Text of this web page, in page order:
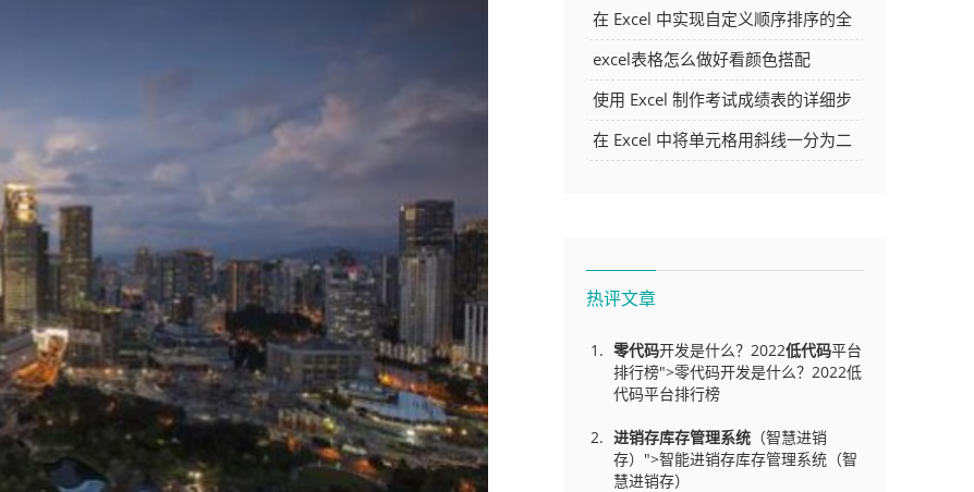
时都显示表头的方法详解
在 Excel 中实现自定义顺序排序的全
面指南
excel表格怎么做好看颜色搭配
使用 Excel 制作考试成绩表的详细步
骤及技巧
在 Excel 中将单元格用斜线一分为二
热评文章
零代码开发是什么？2022低代码平台
排行榜">零代码开发是什么？2022低
代码平台排行榜
进销存库存管理系统 （智慧进销
存）">智能进销存库存管理系统（智
慧进销存）